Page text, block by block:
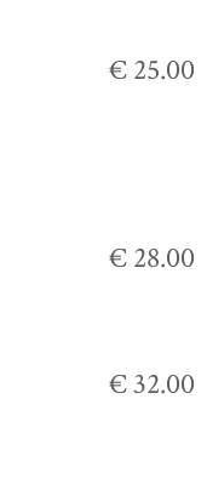
€ 25.00
€ 28.00
€ 32.00